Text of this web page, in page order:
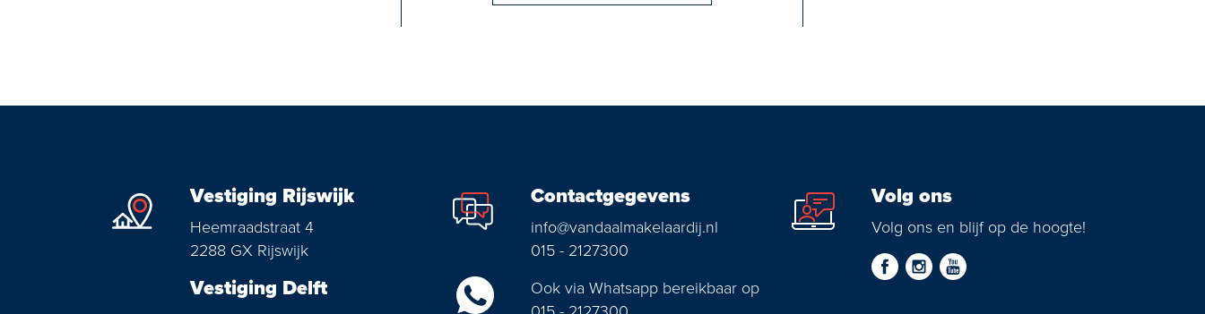
Vestiging Rijswijk
Heemraadstraat 4
2288 GX Rijswijk
Vestiging Delft
Contactgegevens
info@vandaalmakelaardij.nl
015 - 2127300
Ook via Whatsapp bereikbaar op
Volg ons
Volg ons en blijf op de hoogte!